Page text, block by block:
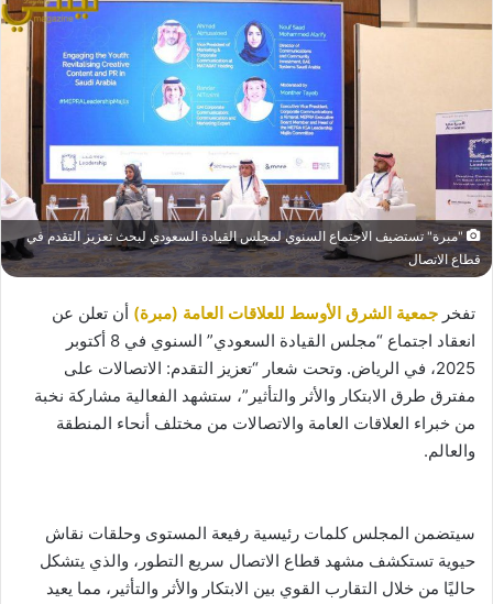
"مبرة" تستضيف الاجتماع السنوي لمجلس القيادة السعودي لبحث تعزيز التقدم في
قطاع الاتصال
تفخر جمعية الشرق الأوسط للعلاقات العامة (مبرة) أن تعلن عن
انعقاد اجتماع “مجلس القيادة السعودي” السنوي في 8 أكتوبر
2025، في الرياض. وتحت شعار “تعزيز التقدم: الاتصالات على
مفترق طرق الابتكار والأثر والتأثير”، ستشهد الفعالية مشاركة نخبة
من خبراء العلاقات العامة والاتصالات من مختلف أنحاء المنطقة
والعالم.
سيتضمن المجلس كلمات رئيسية رفيعة المستوى وحلقات نقاش
حيوية تستكشف مشهد قطاع الاتصال سريع التطور، والذي يتشكل
حاليًا من خلال التقارب القوي بين الابتكار والأثر والتأثير، مما يعيد